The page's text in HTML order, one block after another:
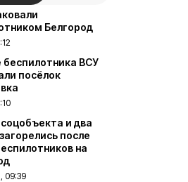
Белгород
ВСУ
посёлок
и два
после
на
09:39